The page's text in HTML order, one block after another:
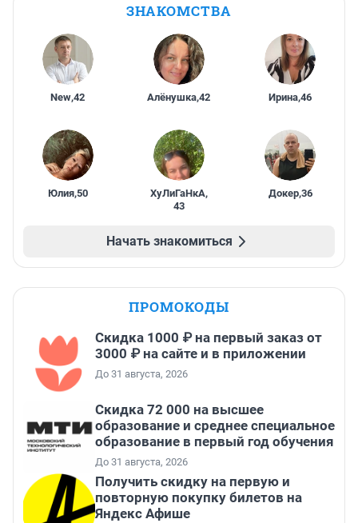
ЗНАКОМСТВА
New,42 Алёнушка,42 Ирина,46
Юлия,50 ХуЛиГаНкА,
43
Докер,36
Начать знакомиться
ПРОМОКОДЫ
Скидка 1000 ₽ на первый заказ от
3000 ₽ на сайте и в приложении
До 31 августа, 2026
Скидка 72 000 на высшее
образование и среднее специальное
образование в первый год обучения
До 31 августа, 2026
Получить скидку на первую и
повторную покупку билетов на
Яндекс Афише